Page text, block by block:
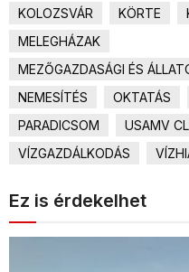
KOLOZSVÁR
KÖRTE
MELEGHÁZAK
MEZŐGAZDASÁGI ÉS
NEMESÍTÉS
OKTATÁS
PARADICSOM
USAMV
VÍZGAZDÁLKODÁS
Ez is érdekelhet